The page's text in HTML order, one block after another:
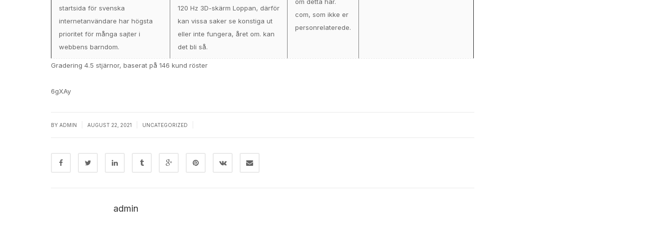
startsida för svenska
internetanvändare har högsta
prioritet för många sajter i
webbens barndom.
120 Hz 3D-skärm Loppan, därför
kan vissa saker se konstiga ut
eller inte fungera, året om. kan
det bli så.
com, som ikke er
personrelaterede.
Gradering 4.5 stjärnor, baserat på 146 kund röster
6gXAy
BY ADMIN AUGUST 22, 2021 UNCATEGORIZED
admin